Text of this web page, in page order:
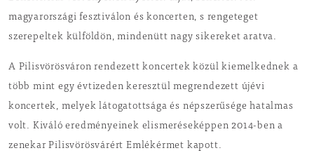
magyarországi fesztiválon és koncerten, s rengeteget
szerepeltek külföldön, mindenütt nagy sikereket aratva.
A Pilisvörösváron rendezett koncertek közül kiemelkednek a
több mint egy évtizeden keresztül megrendezett újévi
koncertek, melyek látogatottsága és népszerűsége hatalmas
volt. Kiváló eredményeinek elismeréseképpen 2014-ben a
zenekar Pilisvörösvárért Emlékérmet kapott.